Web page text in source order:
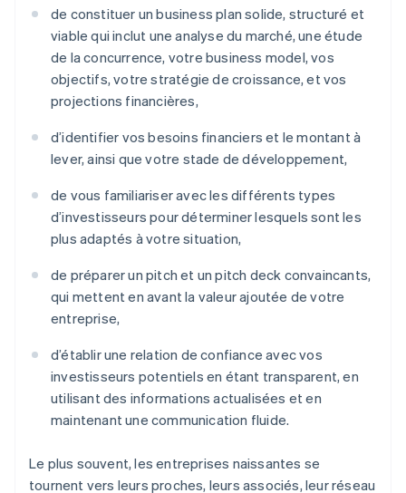
de constituer un business plan solide, structuré et
viable qui inclut une analyse du marché, une étude
de la concurrence, votre business model, vos
objectifs, votre stratégie de croissance, et vos
projections financières,
d’identifier vos besoins financiers et le montant à
lever, ainsi que votre stade de développement,
de vous familiariser avec les différents types
d’investisseurs pour déterminer lesquels sont les
plus adaptés à votre situation,
de préparer un pitch et un pitch deck convaincants,
qui mettent en avant la valeur ajoutée de votre
entreprise,
d’établir une relation de confiance avec vos
investisseurs potentiels en étant transparent, en
utilisant des informations actualisées et en
maintenant une communication fluide.
Le plus souvent, les entreprises naissantes se
tournent vers leurs proches, leurs associés, leur réseau